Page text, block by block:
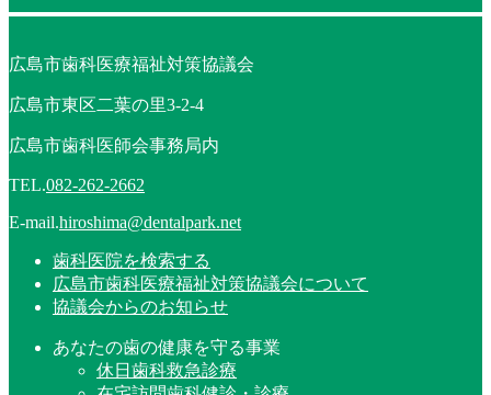
広島市歯科医療福祉対策協議会
広島市東区二葉の里3-2-4
広島市歯科医師会事務局内
TEL.082-262-2662
E-mail.hiroshima@dentalpark.net
歯科医院を検索する
広島市歯科医療福祉対策協議会について
協議会からのお知らせ
あなたの歯の健康を守る事業
休日歯科救急診療